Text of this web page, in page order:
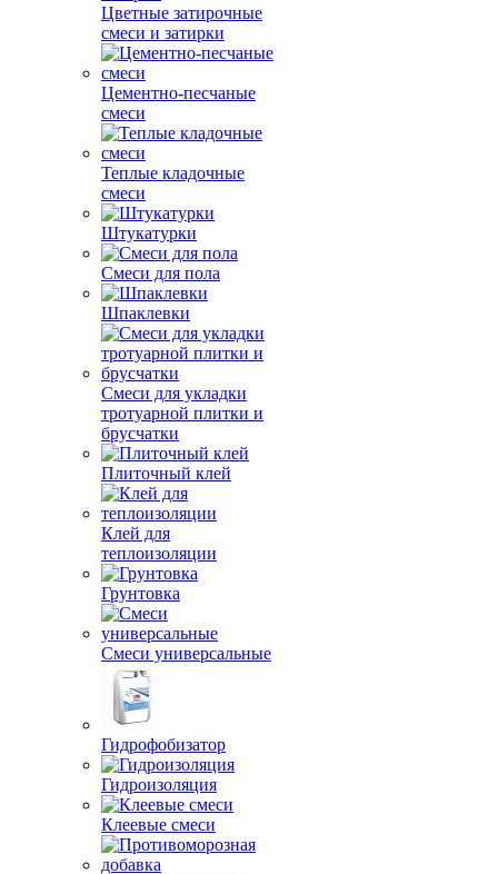
Цветные затирочные
смеси и затирки
Цементно-песчаные
смеси
Теплые кладочные
смеси
Штукатурки
Смеси для пола
Шпаклевки
Смеси для укладки
тротуарной плитки и
брусчатки
Плиточный клей
Клей для
теплоизоляции
Грунтовка
Смеси универсальные
Гидрофобизатор
Гидроизоляция
Клеевые смеси